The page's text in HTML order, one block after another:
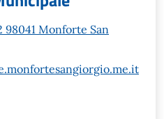
98041 Monforte San